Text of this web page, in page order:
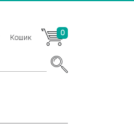
Кошик
0